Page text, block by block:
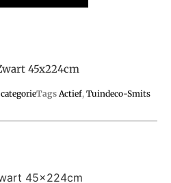
45x224cm
Tags Actief, Tuindeco-Smits
45x224cm